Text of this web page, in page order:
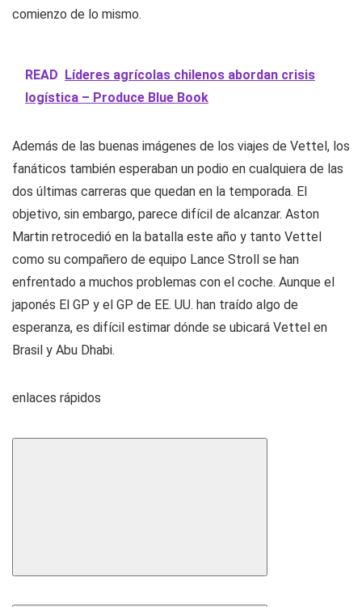
comienzo de lo mismo.
READ Líderes agrícolas chilenos abordan crisis
logística – Produce Blue Book
Además de las buenas imágenes de los viajes de Vettel, los
fanáticos también esperaban un podio en cualquiera de las
dos últimas carreras que quedan en la temporada. El
objetivo, sin embargo, parece difícil de alcanzar. Aston
Martin retrocedió en la batalla este año y tanto Vettel
como su compañero de equipo Lance Stroll se han
enfrentado a muchos problemas con el coche. Aunque el
japonés El GP y el GP de EE. UU. han traído algo de
esperanza, es difícil estimar dónde se ubicará Vettel en
Brasil y Abu Dhabi.
enlaces rápidos